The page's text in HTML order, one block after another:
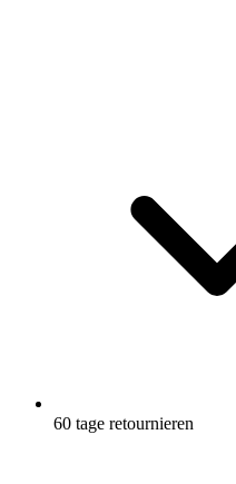
60 tage retournieren